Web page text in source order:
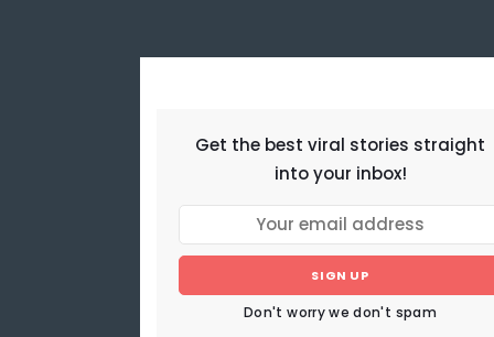
Get the best viral stories straight
into your inbox!
SIGN UP
Don't worry we don't spam